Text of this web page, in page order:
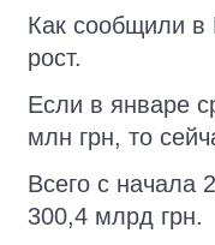
Как сообщили
рост.
Если в январе
млн грн, то
Всего с начала
300,4 млрд грн.